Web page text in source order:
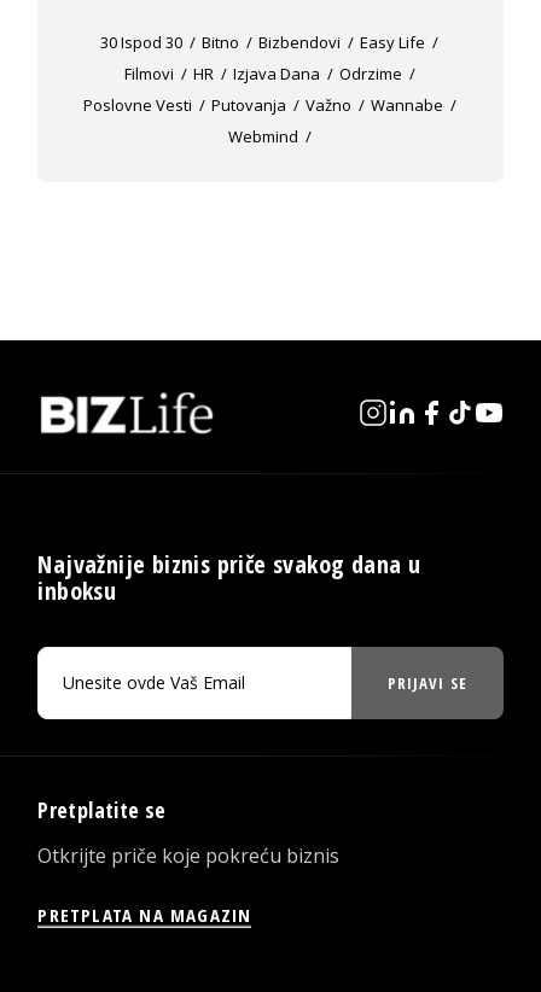
30 Ispod 30 Bitno Bizbendovi
Easy Life
Filmovi
HR Izjava Dana
Odrzime
Poslovne Vesti
Putovanja Važno
Wannabe
Webmind
Najvažnije biznis priče svakog dana u
inboksu
PRIJAVI SE
Pretplatite se
Otkrijte priče koje pokreću biznis
PRETPLATA NA MAGAZIN